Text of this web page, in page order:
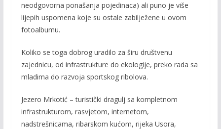
neodgovorna ponašanja pojedinaca) ali puno je više
lijepih uspomena koje su ostale zabilježene u ovom
fotoalbumu.
Koliko se toga dobrog uradilo za širu društvenu
zajednicu, od infrastrukture do ekologije, preko rada sa
mladima do razvoja sportskog ribolova.
Jezero Mrkotić – turistički dragulj sa kompletnom
infrastrukturom, rasvjetom, internetom,
nadstrešnicama, ribarskom kućom, rijeka Usora,